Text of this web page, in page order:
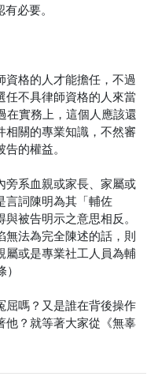
必要。
資格的人才能擔任，不過
任不具律師資格的人來當
在實務上，這個人應該還
相關的專業知識，不然審
的權益。
旁系血親或家長、家屬或
言詞陳明為其「輔佐
被告明示之意思相反。
法為完全陳述的話，則
屬或是專業社工人員為輔
屈嗎？又是誰在背後操作
他？就等著大家從《無辜